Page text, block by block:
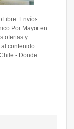
Envíos
Por Mayor en
ofertas y
contenido
- Donde